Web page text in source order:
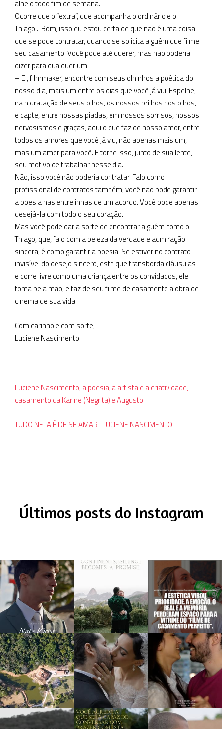
alheio todo fim de semana.
Ocorre que o “extra”, que acompanha o ordinário e o
Thiago... Bom, isso eu estou certa de que não é uma coisa
que se pode contratar, quando se solicita alguém que filme
seu casamento. Você pode até querer, mas não poderia
dizer para qualquer um:
– Ei, filmmaker, encontre com seus olhinhos a poética do
nosso dia, mais um entre os dias que você já viu. Espelhe,
na hidratação de seus olhos, os nossos brilhos nos olhos,
e capte, entre nossas piadas, em nossos sorrisos, nossos
nervosismos e graças, aquilo que faz de nosso amor, entre
todos os amores que você já viu, não apenas mais um,
mas um amor para você. E torne isso, junto de sua lente,
seu motivo de trabalhar nesse dia.
Não, isso você não poderia contratar. Falo como
profissional de contratos também, você não pode garantir
a poesia nas entrelinhas de um acordo. Você pode apenas
desejá-la com todo o seu coração.
Mas você pode dar a sorte de encontrar alguém como o
Thiago, que, falo com a beleza da verdade e admiração
sincera, é como garantir a poesia. Se estiver no contrato
invisível do desejo sincero, este que transborda cláusulas
e corre livre como uma criança entre os convidados, ele
toma pela mão, e faz de seu filme de casamento a obra de
cinema de sua vida.
Com carinho e com sorte,
Luciene Nascimento.
Luciene Nascimento, a poesia, a artista e a criatividade,
casamento da Karine (Negrita) e Augusto
TUDO NELA É DE SE AMAR | LUCIENE NASCIMENTO
Últimos posts do Instagram